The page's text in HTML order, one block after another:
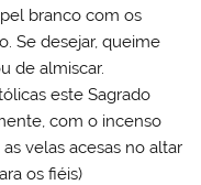
branco com os
Se desejar, queime
de almiscar.
este Sagrado
com o incenso
velas acesas no altar
os fiéis)